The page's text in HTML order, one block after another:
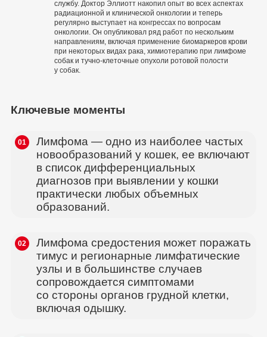
службу. Доктор Эллиотт накопил опыт во всех аспектах
радиационной и клинической онкологии и теперь
регулярно выступает на конгрессах по вопросам
онкологии. Он опубликовал ряд работ по нескольким
направлениям, включая применение биомаркеров крови
при некоторых видах рака, химиотерапию при лимфоме
собак и тучно-клеточные опухоли ротовой полости
у собак.
Ключевые моменты
01
Лимфома — одно из наиболее частых
новообразований у кошек, ее включают
в список дифференциальных
диагнозов при выявлении у кошки
практически любых объемных
образований.
02
Лимфома средостения может поражать
тимус и регионарные лимфатические
узлы и в большинстве случаев
сопровождается симптомами
со стороны органов грудной клетки,
включая одышку.